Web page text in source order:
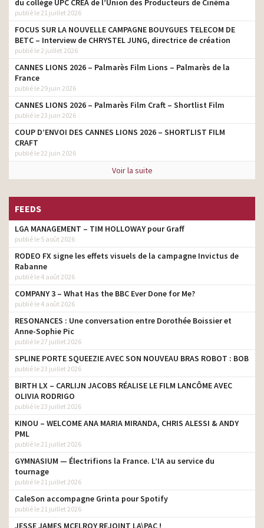
Carrefour – Les
Incroyables – Jouets
géants en carton
directeur de la création
Carrefour mieux pour tousdirecteur de la création
Carrefour – Prime Famille
Carrefour – Des fêtes
extra à prix ordinaire
Carrefour – Le meilleur
ingrédient de Noël, c’est
la solidarité
Carrefour – La prime
ou moutarde ? – Les
bonnes bonnes notes
directeur de création
Les Produits Carrefour –
Couches Baby Ultra Dry –
Carrefour – Les produits
Bio – Crème de jour –
Cookies
Carrefour – On aime tous
le Bio
Carrefour – Les Produits
Carrefour – La lettre au
Carrefour – 60 Noëls déjà
Carrefour – Act For Food –
Fruits et légumes à prix
imbattables
directeur de création
Carrefour – Act For Food –
Primes Fidélité
directeur de création
Noël
directeur de création
directeur de création
du collège UPC CRÉA de l’Union des Producteurs de Cinéma
publié le 21 juillet 2026
FOCUS SUR LA NOUVELLE CAMPAGNE BOUYGUES TELECOM DE
BETC – Interview de CHRYSTEL JUNG, directrice de création
publié le 2 juillet 2026
CANNES LIONS 2026 – Palmarès Film Lions – Palmarès de la
France
publié le 29 juin 2026
CANNES LIONS 2026 – Palmarès Film Craft – Shortlist Film
publié le 23 juin 2026
COUP D’ENVOI DES CANNES LIONS 2026 – SHORTLIST FILM
CRAFT
publié le 22 juin 2026
Voir la suite
FEEDS
LGA MANAGEMENT – TIM HOLLOWAY pour Graff
publié le 5 août 2026
RODEO FX signe les effets visuels de la campagne Invictus de
Rabanne
publié le 4 août 2026
COMPANY 3 – What Has the BBC Ever Done for Me?
publié le 4 août 2026
RESONANCES : Une conversation entre Dorothée Boissier et
Anne-Sophie Pic
publié le 27 juillet 2026
SPLINE PORTE SQUEEZIE AVEC SON NOUVEAU BRAS ROBOT : BOB
publié le 23 juillet 2026
BIRTH LX – CARLIJN JACOBS RÉALISE LE FILM LANCÔME AVEC
OLIVIA RODRIGO
publié le 23 juillet 2026
KINOU – WELCOME ANA MARIA MIRANDA, CHRIS ALESSI & ANDY
PML
publié le 21 juillet 2026
GYMNASIUM — Électrifions la France. L’IA au service du
tournage
publié le 21 juillet 2026
CaleSon accompagne Grinta pour Spotify
publié le 21 juillet 2026
JESSE JAMES MCELROY REJOINT LA\PAC !